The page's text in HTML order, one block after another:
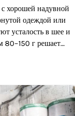
с хорошей надувной
одеждой или
усталость в шее и
80–150 г решает…